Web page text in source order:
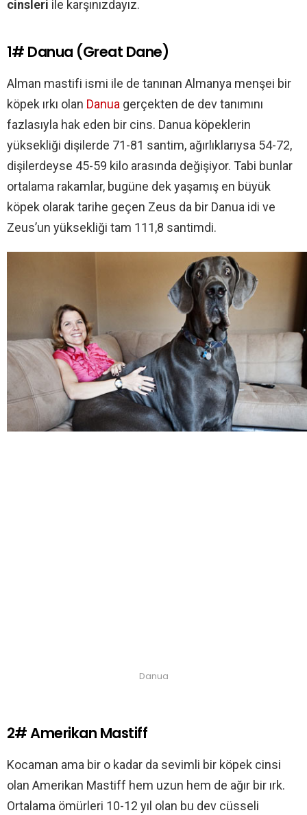
cinsleri ile karşınızdayız.
1# Danua (Great Dane)
Alman mastifi ismi ile de tanınan Almanya menşei bir
köpek ırkı olan Danua gerçekten de dev tanımını
fazlasıyla hak eden bir cins. Danua köpeklerin
yüksekliği dişilerde 71-81 santim, ağırlıklarıysa 54-72,
dişilerdeyse 45-59 kilo arasında değişiyor. Tabi bunlar
ortalama rakamlar, bugüne dek yaşamış en büyük
köpek olarak tarihe geçen Zeus da bir Danua idi ve
Zeus’un yüksekliği tam 111,8 santimdi.
Danua
2# Amerikan Mastiff
Kocaman ama bir o kadar da sevimli bir köpek cinsi
olan Amerikan Mastiff hem uzun hem de ağır bir ırk.
Ortalama ömürleri 10-12 yıl olan bu dev cüsseli